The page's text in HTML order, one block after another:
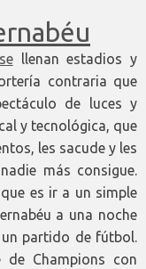
llenan estadios y
contraria que
de luces y
y tecnológica, que
les sacude y les
más consigue.
es ir a un simple
a una noche
partido de fútbol.
Champions con